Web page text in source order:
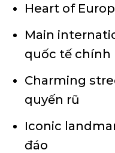
Heart of
Main
quốc tế chính
Charming
quyến rũ
Iconic
đáo